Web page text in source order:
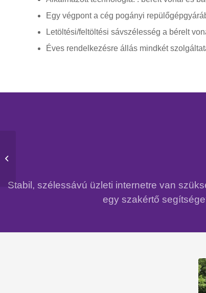
Egy végpont a cég pogányi
Letöltési/feltöltési sávszélesség a bérelt
Éves rendelkezésre állás mindkét
Stabil, szélessávú üzleti internetre van
egy szakértő